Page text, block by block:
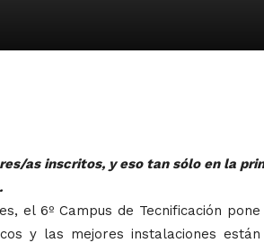
as inscritos, y eso tan sólo en la
el 6º Campus de Tecnificación
y las mejores instalaciones